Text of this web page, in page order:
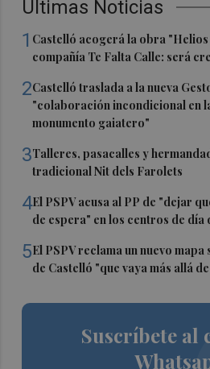
Últimas Noticias
1 Castelló acogerá la obra "Helios
compañía Te Falta Calle: será
2Castelló traslada a la nueva
"colaboración incondicional en
monumento gaiatero"
3Talleres, pasacalles y
tradicional Nit dels Farolets
4El PSPV acusa al PP de "dejar
de espera" en los centros de día
5El PSPV reclama un nuevo
de Castelló "que vaya más allá
Suscríbete al